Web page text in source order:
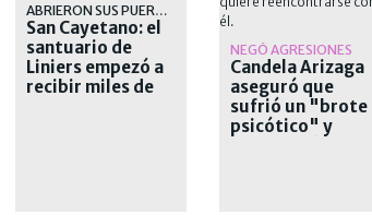
ABRIERON SUS PUERTAS
San Cayetano: el
santuario de
Liniers empezó a
recibir miles de
NEGÓ AGRESIONES
Candela Arizaga
aseguró que
sufrió un "brote
psicótico" y